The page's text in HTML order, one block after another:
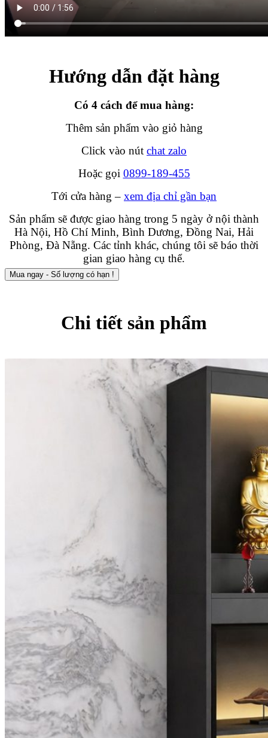
Hướng dẫn đặt hàng
Có 4 cách để mua hàng:
Thêm sản phẩm vào giỏ hàng
Click vào nút chat zalo
Hoặc gọi 0899-189-455
Tới cửa hàng – xem địa chỉ gần bạn
Sản phẩm sẽ được giao hàng trong 5 ngày ở nội thành
Hà Nội, Hồ Chí Minh, Bình Dương, Đồng Nai, Hải
Phòng, Đà Nẵng. Các tỉnh khác, chúng tôi sẽ báo thời
gian giao hàng cụ thể.
Mua ngay - Số lượng có hạn !
Chi tiết sản phẩm